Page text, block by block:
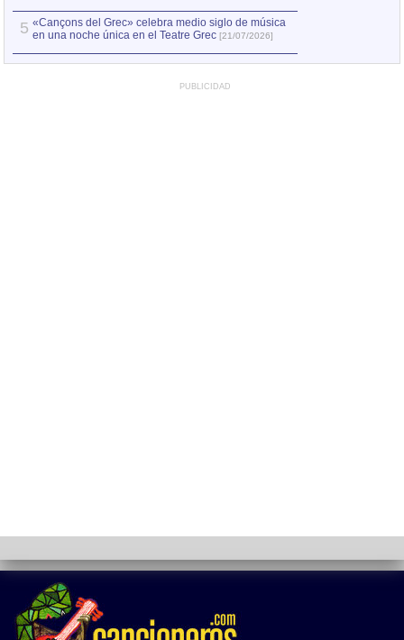
5 «Cançons del Grec» celebra medio siglo de música
en una noche única en el Teatre Grec [21/07/2026]
PUBLICIDAD